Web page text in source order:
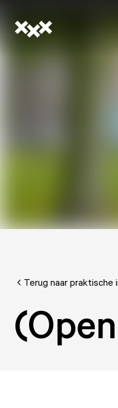
Terug naar praktische